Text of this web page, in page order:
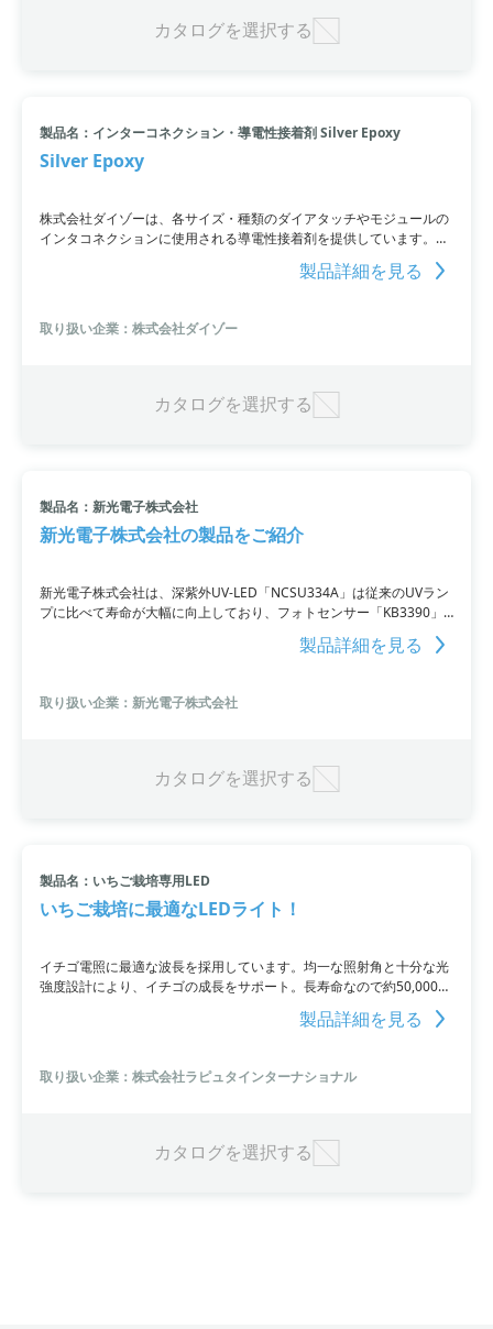
カタログを選択する
製品名：インターコネクション・導電性接着剤 Silver Epoxy
Silver Epoxy
株式会社ダイゾーは、各サイズ・種類のダイアタッチやモジュールの
インタコネクションに使用される導電性接着剤を提供しています。小
型ICチップから大型ICチップのダイボンディングにも対応し、作業性
の改善や塗布方法別のラインアップも準備。ダイゾーのSilver Epoxy
使用され、高品質な製品が求められる場面で信頼されています。
製品詳細を見る
取り扱い企業：株式会社ダイゾー
カタログを選択する
製品名：新光電子株式会社
新光電子株式会社の製品をご紹介
新光電子株式会社は、深紫外UV-LED「NCSU334A」は従来のUVラン
プに比べて寿命が大幅に向上しており、フォトセンサー「KB3390」
製品詳細を見る
取り扱い企業：新光電子株式会社
カタログを選択する
製品名：いちご栽培専用LED
いちご栽培に最適なLEDライト！
イチゴ電照に最適な波長を採用しています。均一な照射角と十分な光
強度設計により、イチゴの成長をサポート。長寿命なので約50,000時
間の使用が可能で、電照時間の調節も必要ありません。さらに、植物
の葉や実の成長にも効果的で、色づきや大きさの向上が期待できるい
製品詳細を見る
取り扱い企業：株式会社ラピュタインターナショナル
カタログを選択する